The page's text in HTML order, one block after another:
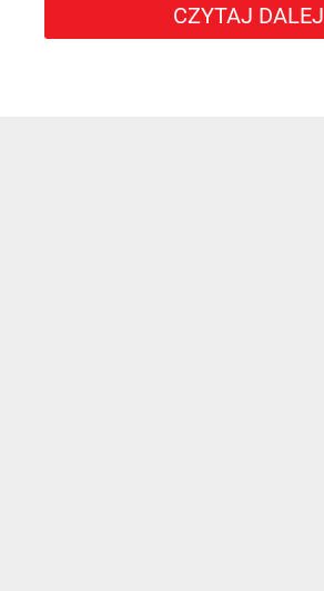
CZYTAJ DALEJ